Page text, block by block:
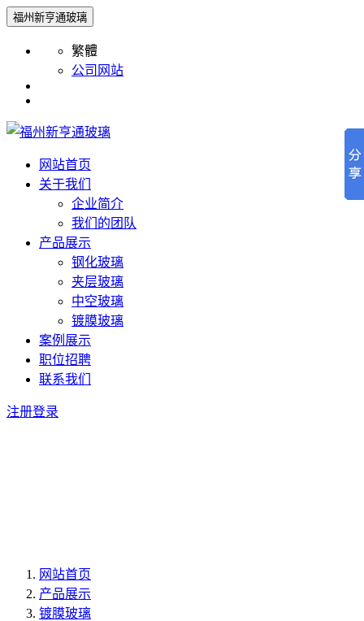
福州新亨通玻璃
繁體
公司网站
网站首页
关于我们
企业简介
我们的团队
产品展示
钢化玻璃
夹层玻璃
中空玻璃
镀膜玻璃
案例展示
职位招聘
联系我们
注册登录
网站首页
产品展示
镀膜玻璃